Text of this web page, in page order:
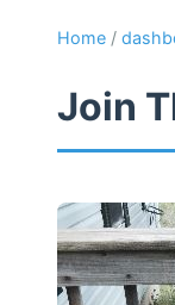
Home /
Join